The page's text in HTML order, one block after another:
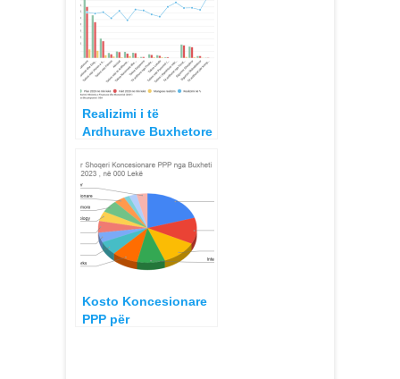
buxheti dhe shtyrje
Realizimi i të
Ardhurave Buxhetore
Kosto Koncesionare
PPP për